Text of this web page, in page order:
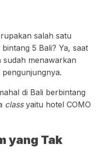
salah satu
5 Bali? Ya, saat
menawarkan
di Bali berbintang
class yaitu hotel COMO
yang Tak